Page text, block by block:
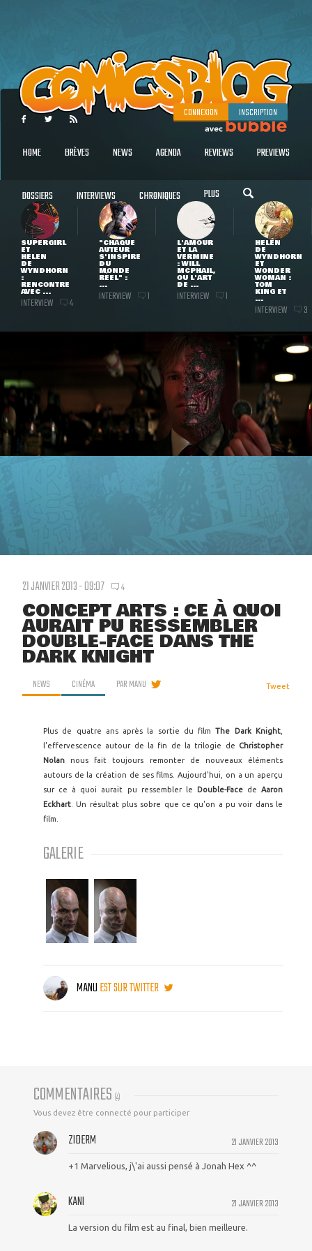
CONNEXION INSCRIPTION
HOME BRÈVES NEWS AGENDA REVIEWS PREVIEWS
DOSSIERS INTERVIEWS CHRONIQUES PLUS
SUPERGIRL
ET
HELEN
DE
WYNDHORN
:
RENCONTRE
AVEC ...
INTERVIEW 4
"CHAQUE
AUTEUR
S'INSPIRE
DU
MONDE
RÉEL" :
...
INTERVIEW 1
L'AMOUR
ET LA
VERMINE
: WILL
MCPHAIL,
OU L'ART
DE ...
INTERVIEW 1
HELEN
DE
WYNDHORN
ET
WONDER
WOMAN :
TOM
KING ET
...
INTERVIEW 3
21 JANVIER 2013 - 09:07 4
CONCEPT ARTS : CE À QUOI
AURAIT PU RESSEMBLER
DOUBLE-FACE DANS THE
DARK KNIGHT
NEWS CINÉMA PARMANU Tweet
Plus de quatre ans après la sortie du filmThe Dark Knight
l'effervescence autour de la fin de la trilogie de Christopher
Nolannous fait toujours remonter de nouveaux éléments
autours de la création de ses films. Aujourd'hui, on a un aperçu
sur ce à quoi aurait pu ressembler le Double-Facede Aaron
Eckhart . Un résultat plus sobre que ce qu'on a pu voir dans le
film.
GALERIE
MANUEST SUR TWITTER
COMMENTAIRES (4)
Vous devez être connecté pour participer
21 JANVIER 2013
ZIDERM
+1 Marvelious, j\'ai aussi pensé à Jonah Hex ^^
21 JANVIER 2013
KANI
La version du film est au final, bien meilleure.